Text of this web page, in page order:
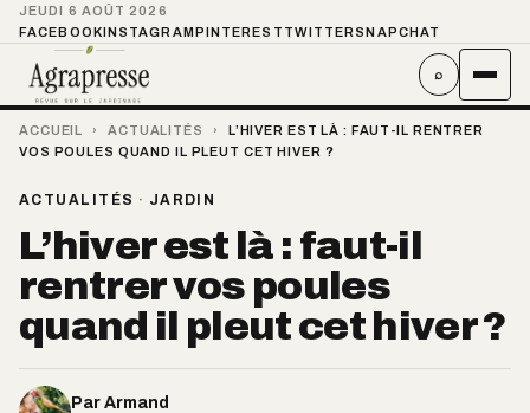
JEUDI 6 AOÛT 2026
FACEBOOKINSTAGRAMPINTEREST TWITTER SNAPCHAT
⌕
ACCUEIL › ACTUALITÉS ›
L’HIVER EST LÀ : FAUT-IL RENTRER
VOS POULES QUAND IL PLEUT CET HIVER ?
ACTUALITÉS · JARDIN
L’hiver est là : faut-il
rentrer vos poules
quand il pleut cet hiver ?
Par Armand